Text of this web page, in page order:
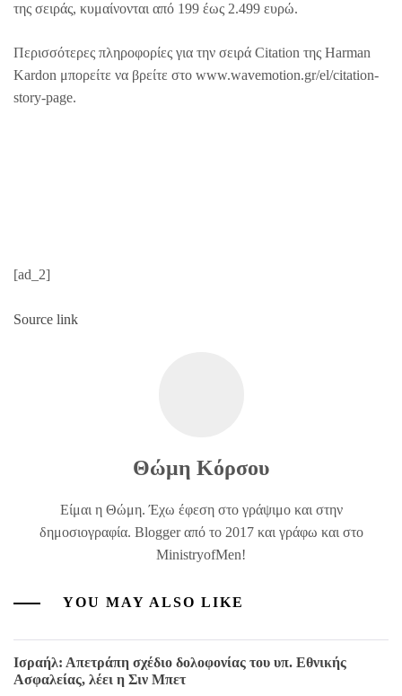
της σειράς, κυμαίνονται από 199 έως 2.499 ευρώ.
Περισσότερες πληροφορίες για την σειρά Citation της Harman
Kardon μπορείτε να βρείτε στο www.wavemotion.gr/el/citation-
story-page.
[ad_2]
Source link
Θώμη Κόρσου
Είμαι η Θώμη. Έχω έφεση στο γράψιμο και στην
δημοσιογραφία. Blogger από το 2017 και γράφω και στο
MinistryofMen!
YOU MAY ALSO LIKE
Ισραήλ: Απετράπη σχέδιο δολοφονίας του υπ. Εθνικής
Ασφαλείας, λέει η Σιν Μπετ